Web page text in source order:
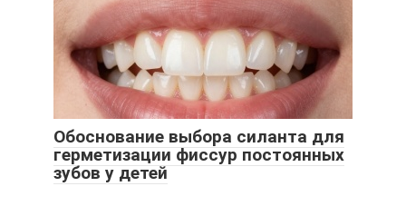
Обоснование выбора силанта для
герметизации фиссур постоянных
зубов у детей